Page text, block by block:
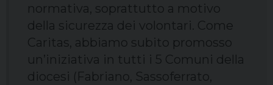
normativa, soprattutto a motivo
della sicurezza dei volontari. Come
Caritas, abbiamo subito promosso
un’iniziativa in tutti i 5 Comuni della
diocesi (Fabriano, Sassoferrato,